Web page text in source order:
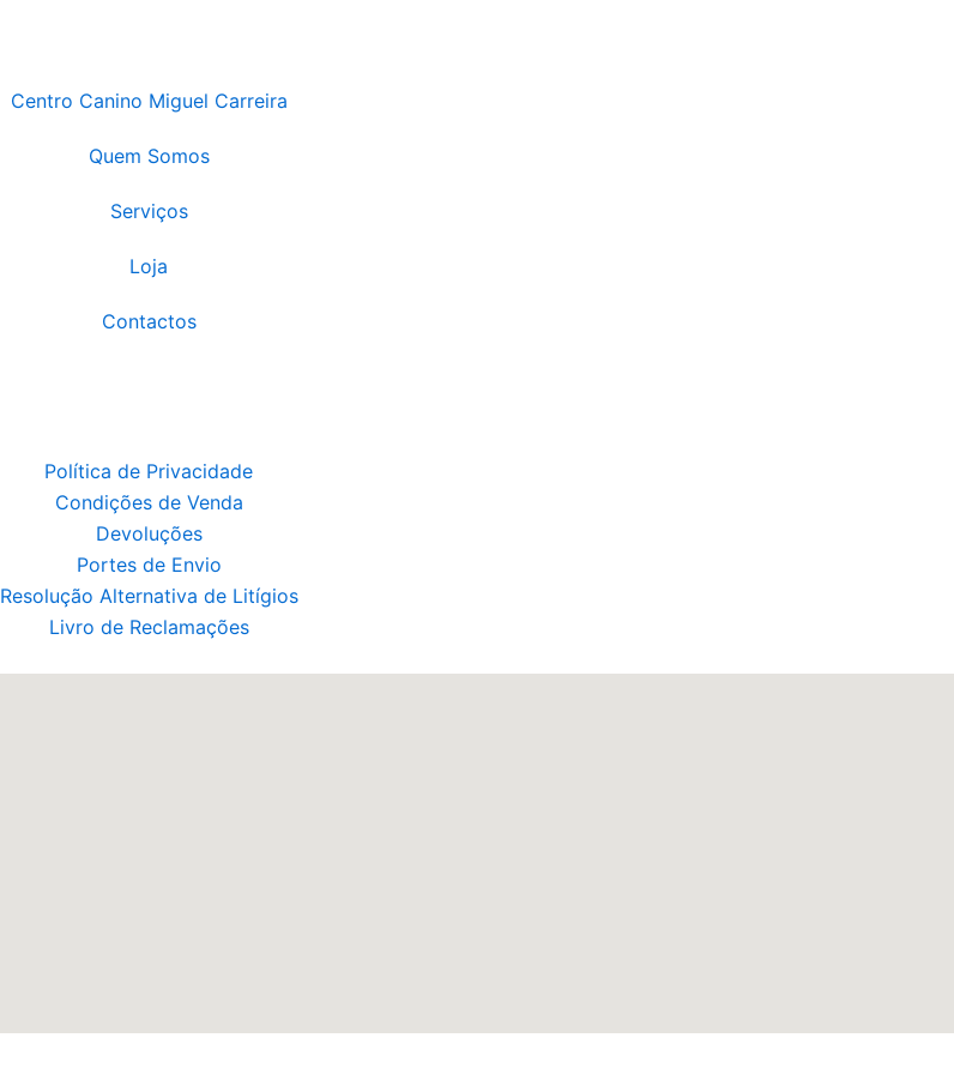
Centro Canino Miguel Carreira
Quem Somos
Serviços
Loja
Contactos
Política de Privacidade
Condições de Venda
Devoluções
Portes de Envio
Resolução Alternativa de Litígios
Livro de Reclamações